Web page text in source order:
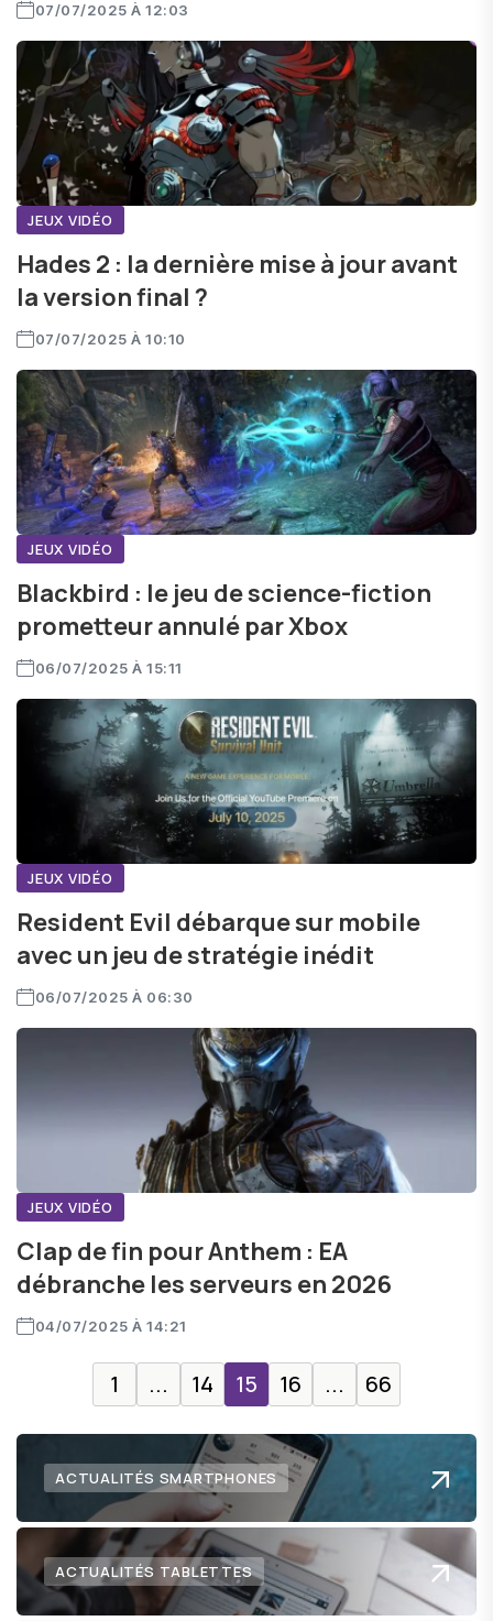
07/07/2025 À 12:03
JEUX VIDÉO
Hades 2 : la dernière mise à jour avant
la version final ?
07/07/2025 À 10:10
JEUX VIDÉO
Blackbird : le jeu de science-fiction
prometteur annulé par Xbox
06/07/2025 À 15:11
JEUX VIDÉO
Resident Evil débarque sur mobile
avec un jeu de stratégie inédit
06/07/2025 À 06:30
JEUX VIDÉO
Clap de fin pour Anthem : EA
débranche les serveurs en 2026
04/07/2025 À 14:21
1 ... 14 15 16 ... 66
ACTUALITÉS SMARTPHONES
ACTUALITÉS TABLETTES